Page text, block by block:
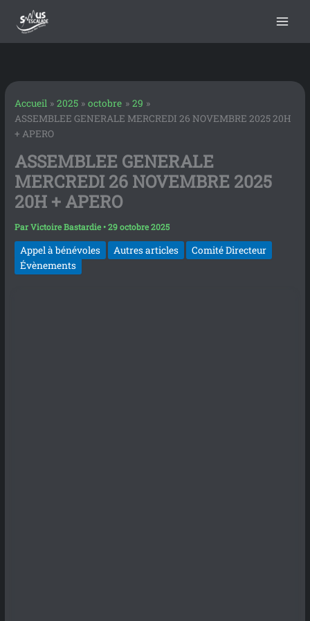
principal
contenu
Accueil 2025 octobre
29
ASSEMBLEE GENERALE MERCREDI 26 NOVEMBRE 2025 20H
+ APERO
ASSEMBLEE GENERALE
MERCREDI 26 NOVEMBRE 2025
20H + APERO
ParVictoire Bastardie•29 octobre 2025
Appel à bénévoles Autres articles
Comité Directeur
Évènements